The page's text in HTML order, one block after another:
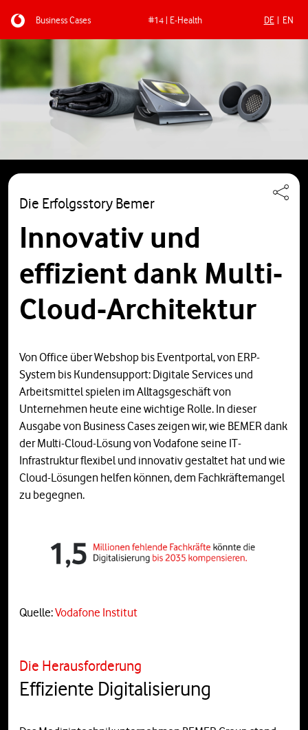
Direkt zum Inhalt
Business Cases #14 | E-Health DE EN
Die Erfolgsstory Bemer
Innovativ und
effizient dank Multi-
Cloud-Architektur
Von Office über Webshop bis Eventportal, von ERP-
System bis Kundensupport: Digitale Services und
Arbeitsmittel spielen im Alltagsgeschäft von
Unternehmen heute eine wichtige Rolle. In dieser
Ausgabe von Business Cases zeigen wir, wie BEMER dank
der Multi-Cloud-Lösung von Vodafone seine IT-
Infrastruktur flexibel und innovativ gestaltet hat und wie
Cloud-Lösungen helfen können, dem Fachkräftemangel
zu begegnen.
Quelle:Vodafone Institut
Die Herausforderung
Effiziente Digitalisierung